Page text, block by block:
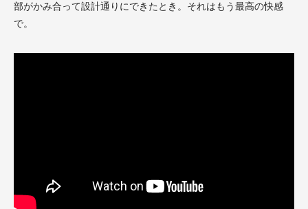
部がかみ合って設計通りにできたとき。それはもう最高の快感
で。